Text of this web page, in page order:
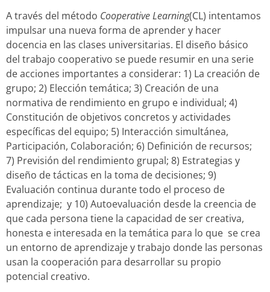
A través del método Cooperative Learning(CL) intentamos
impulsar una nueva forma de aprender y hacer
docencia en las clases universitarias. El diseño básico
del trabajo cooperativo se puede resumir en una serie
de acciones importantes a considerar: 1) La creación de
grupo; 2) Elección temática; 3) Creación de una
normativa de rendimiento en grupo e individual; 4)
Constitución de objetivos concretos y actividades
específicas del equipo; 5) Interacción simultánea,
Participación, Colaboración; 6) Definición de recursos;
7) Previsión del rendimiento grupal; 8) Estrategias y
diseño de tácticas en la toma de decisiones; 9)
Evaluación continua durante todo el proceso de
aprendizaje; y 10) Autoevaluación desde la creencia de
que cada persona tiene la capacidad de ser creativa,
honesta e interesada en la temática para lo que se crea
un entorno de aprendizaje y trabajo donde las personas
usan la cooperación para desarrollar su propio
potencial creativo.